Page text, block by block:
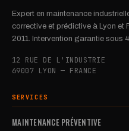
Expert en maintenance
corrective et prédictive à Lyon et
2011. Intervention garantie sous
12 RUE DE L'INDUSTRIE
69007 LYON — FRANCE
SERVICES
MAINTENANCE PRÉVENTIVE